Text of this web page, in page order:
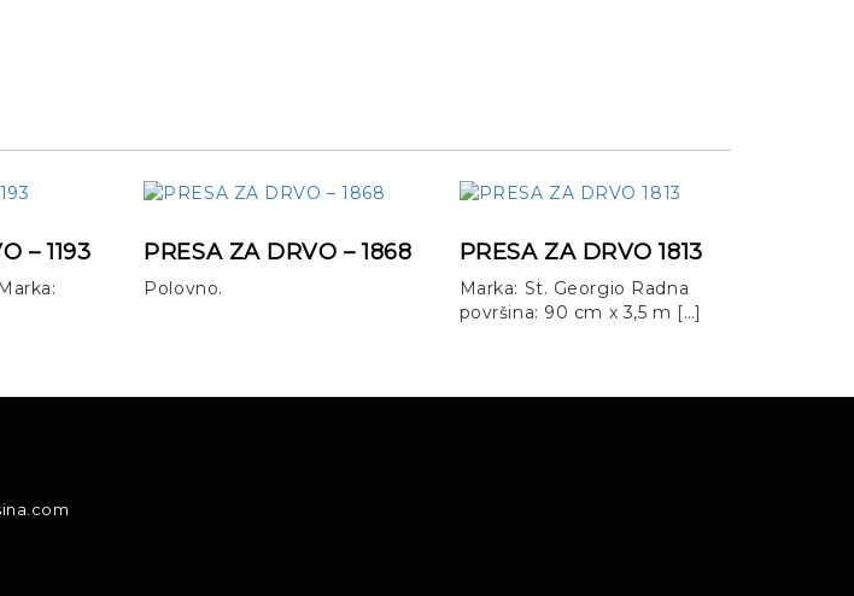
– 1193 PRESA ZA DRVO – 1868
Polovno.
PRESA ZA DRVO 1813
Marka: St. Georgio Radna
površina: 90 cm x 3,5 m […]